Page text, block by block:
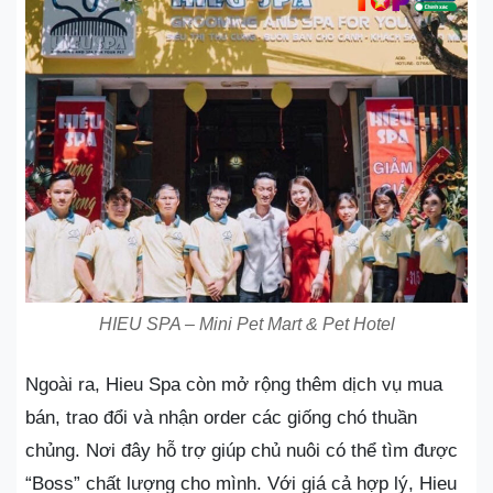
HIEU SPA – Mini Pet Mart & Pet Hotel
Ngoài ra, Hieu Spa còn mở rộng thêm dịch vụ mua
bán, trao đổi và nhận order các giống chó thuần
chủng. Nơi đây hỗ trợ giúp chủ nuôi có thể tìm được
“Boss” chất lượng cho mình. Với giá cả hợp lý, Hieu